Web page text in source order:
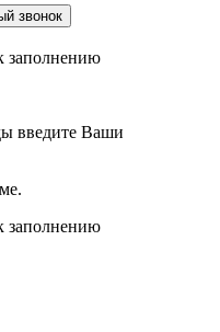
заполнению
введите Ваши
заполнению